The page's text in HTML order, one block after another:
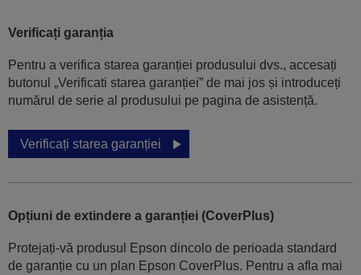
Verificați garanția
Pentru a verifica starea garanției produsului dvs., accesați
butonul „Verificati starea garanției” de mai jos și introduceți
numărul de serie al produsului pe pagina de asistență.
Verificați starea garanției
Opțiuni de extindere a garanției (CoverPlus)
Protejați-vă produsul Epson dincolo de perioada standard
de garanție cu un plan Epson CoverPlus. Pentru a afla mai